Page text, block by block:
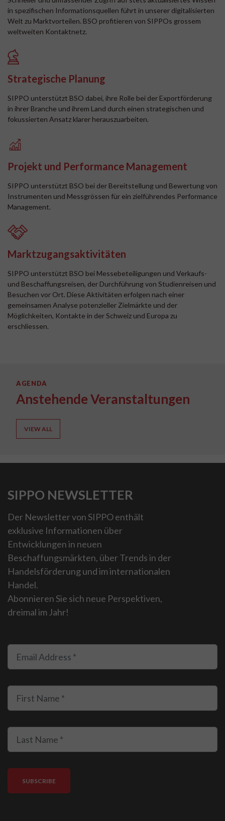
in spezifischen Informationsquellen führt in unserer digitalisierten
Welt zu Marktvorteilen. BSO profitieren von SIPPOs grossem
weltweiten Kontaktnetz.
Strategische Planung
SIPPO unterstützt BSO dabei, ihre Rolle bei der Exportförderung
in ihrer Branche und ihrem Land durch einen strategischen und
fokussierten Ansatz klarer herauszuarbeiten.
Projekt und Performance Management
SIPPO unterstützt BSO bei der Bereitstellung und Bewertung von
Instrumenten und Messgrössen für ein zielführendes Performance
Management.
Marktzugangsaktivitäten
SIPPO unterstützt BSO bei Messebeteiligungen und Verkaufs-
und Beschaffungsreisen, der Durchführung von Studienreisen und
Besuchen vor Ort. Diese Aktivitäten erfolgen nach einer
gemeinsamen Analyse potenzieller Zielmärkte und der
Möglichkeiten, Kontakte in der Schweiz und Europa zu
erschliessen.
AGENDA
Anstehende Veranstaltungen
VIEW ALL
SIPPO NEWSLETTER
Der Newsletter von SIPPO enthält
exklusive Informationen über
Entwicklungen in neuen
Beschaffungsmärkten, über Trends in der
Handelsförderung und im internationalen
Handel.
Abonnieren Sie sich neue Perspektiven,
dreimal im Jahr!